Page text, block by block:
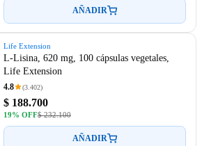
AÑADIR
Life Extension
L-Lisina, 620 mg, 100 cápsulas vegetales,
Life Extension
4.8 (3.402)
$ 188.700
19% OFF$ 232.100
AÑADIR